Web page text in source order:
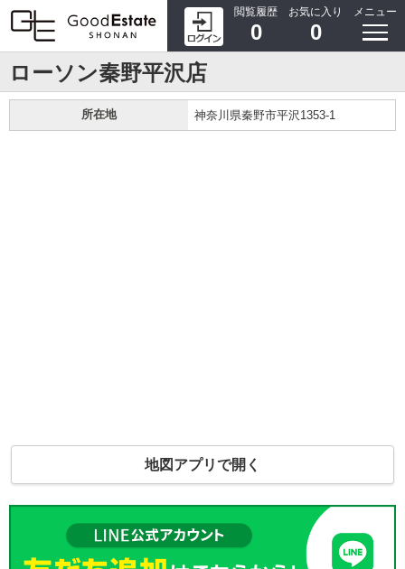
閲覧履歴
0
お気に入り
0
メニュー
ローソン秦野平沢店
所在地 神奈川県秦野市平沢1353-1
地図アプリで開く